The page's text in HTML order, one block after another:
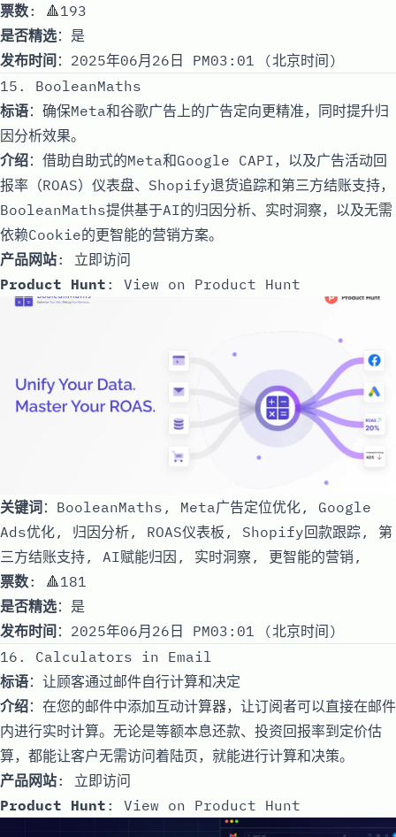
票数: 🔺193
是否精选：是
发布时间 ：2025年06月26日 PM03:01 (北京时间)
15. BooleanMaths
标语：确保Meta和谷歌广告上的广告定向更精准，同时提升归
因分析效果。
介绍：借助自助式的Meta和Google CAPI，以及广告活动回
报率（ROAS）仪表盘、Shopify退货追踪和第三方结账支持，
BooleanMaths提供基于AI的归因分析、实时洞察，以及无需
依赖Cookie的更智能的营销方案。
产品网站: 立即访问
Product Hunt : View on Product Hunt
关键词：BooleanMaths, Meta广告定位优化, Google
Ads优化, 归因分析, ROAS仪表板, Shopify回款跟踪, 第
三方结账支持, AI赋能归因, 实时洞察, 更智能的营销,
票数: 🔺181
是否精选：是
发布时间 ：2025年06月26日 PM03:01 (北京时间)
16. Calculators in Email
标语：让顾客通过邮件自行计算和决定
介绍：在您的邮件中添加互动计算器，让订阅者可以直接在邮件
内进行实时计算。无论是等额本息还款、投资回报率到定价估
算，都能让客户无需访问着陆页，就能进行计算和决策。
产品网站: 立即访问
Product Hunt : View on Product Hunt